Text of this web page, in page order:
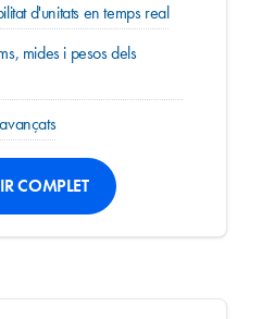
d'unitats en temps real
mides i pesos dels
COMPLET